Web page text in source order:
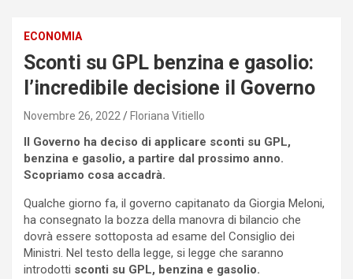
ECONOMIA
Sconti su GPL benzina e gasolio:
l’incredibile decisione il Governo
Novembre 26, 2022 Floriana Vitiello
Il Governo ha deciso di applicare sconti su GPL,
benzina e gasolio, a partire dal prossimo anno.
Scopriamo cosa accadrà.
Qualche giorno fa, il governo capitanato da Giorgia Meloni,
ha consegnato la bozza della manovra di bilancio che
dovrà essere sottoposta ad esame del Consiglio dei
Ministri. Nel testo della legge, si legge che saranno
introdotti sconti su GPL, benzina e gasolio.